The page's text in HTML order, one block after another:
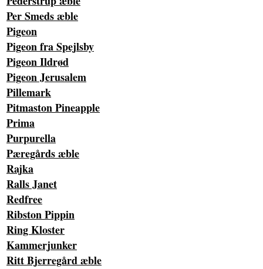
Per Smeds æble
Pigeon
Pigeon fra Spejlsby
Pigeon Ildrød
Pigeon Jerusalem
Pillemark
Pitmaston Pineapple
Prima
Purpurella
Pæregårds æble
Rajka
Ralls Janet
Redfree
Ribston Pippin
Ring Kloster
Kammerjunker
Ritt Bjerregård æble